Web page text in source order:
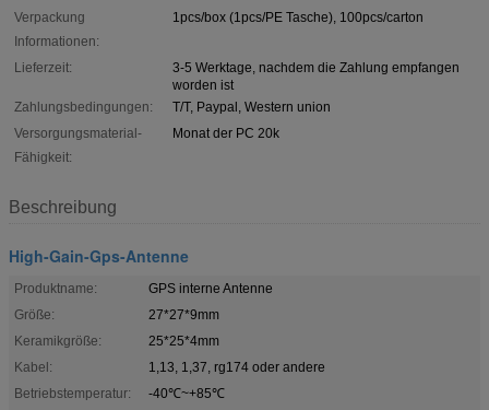
Verpackung
Informationen:
1pcs/box (1pcs/PE Tasche), 100pcs/carton
Lieferzeit:
3-5 Werktage, nachdem die Zahlung empfangen
worden ist
Zahlungsbedingungen:
T/T, Paypal, Western union
Versorgungsmaterial-
Fähigkeit:
Monat der PC 20k
Beschreibung
High-Gain-Gps-Antenne
Produktname:
GPS interne Antenne
Größe:
27*27*9mm
Keramikgröße:
25*25*4mm
Kabel:
1,13, 1,37, rg174 oder andere
Betriebstemperatur:
-40℃~+85℃